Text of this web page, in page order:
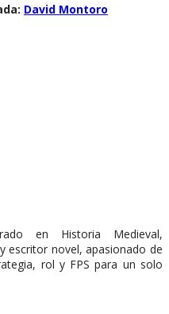
David Montoro
en Historia Medieval,
escritor novel, apasionado de
rol y FPS para un solo